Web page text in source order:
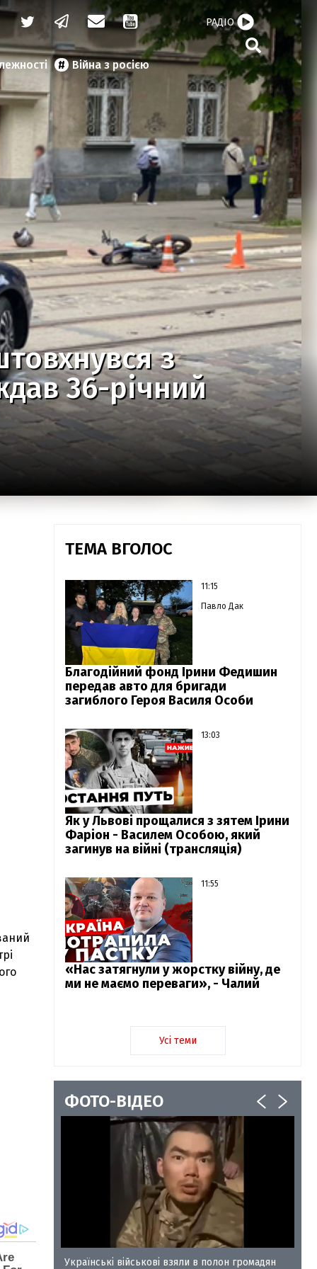
Війна з росією
РАДІО
з
36-річний
ТЕМА ВГОЛОС
11:15
Павло Дак
Благодійний фонд Ірини Федишин
передав авто для бригади
загиблого Героя Василя Особи
13:03
Як у Львові прощалися з зятем Ірини
Фаріон - Василем Особою, який
загинув на війні (трансляція)
11:55
«Нас затягнули у жорстку війну, де
ми не маємо переваги», - Чалий
Усі теми
ФОТО-ВІДЕО
35
Українські військові взяли в полон громадян